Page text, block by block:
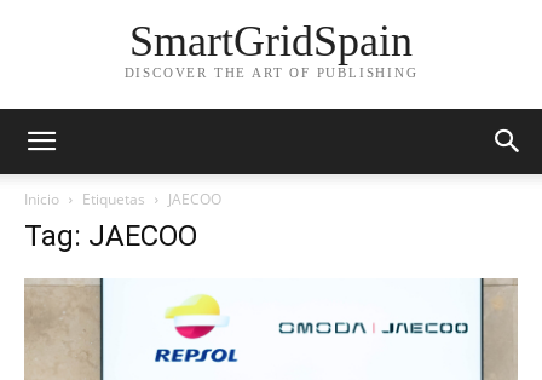
SmartGridSpain
DISCOVER THE ART OF PUBLISHING
Inicio Etiquetas JAECOO
Tag: JAECOO